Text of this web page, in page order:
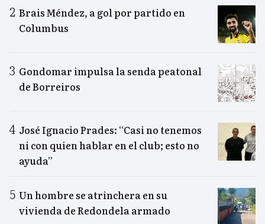
Brais Méndez, a gol por partido en
Columbus
Gondomar impulsa la senda peatonal
de Borreiros
José Ignacio Prades: “Casi no tenemos
ni con quien hablar en el club; esto no
ayuda”
Un hombre se atrinchera en su
vivienda de Redondela armado